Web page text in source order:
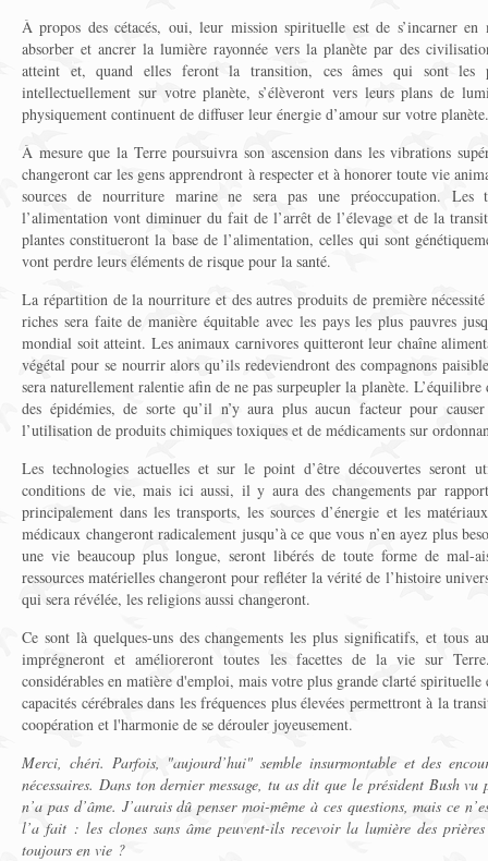
À propos des cétacés, oui, leur mission spirituelle est de s’incarner en
absorber et ancrer la lumière rayonnée vers la planète par des
atteint et, quand elles feront la transition, ces âmes qui sont les
intellectuellement sur votre planète, s’élèveront vers leurs plans de
physiquement continuent de diffuser leur énergie d’amour sur votre planète.
À mesure que la Terre poursuivra son ascension dans les vibrations
changeront car les gens apprendront à respecter et à honorer toute vie
sources de nourriture marine ne sera pas une préoccupation. Les
l’alimentation vont diminuer du fait de l’arrêt de l’élevage et de la
plantes constitueront la base de l’alimentation, celles qui sont
vont perdre leurs éléments de risque pour la santé.
La répartition de la nourriture et des autres produits de première
riches sera faite de manière équitable avec les pays les plus pauvres
mondial soit atteint. Les animaux carnivores quitteront leur chaîne
végétal pour se nourrir alors qu’ils redeviendront des compagnons
sera naturellement ralentie afin de ne pas surpeupler la planète.
des épidémies, de sorte qu’il n’y aura plus aucun facteur pour
l’utilisation de produits chimiques toxiques et de médicaments sur
Les technologies actuelles et sur le point d’être découvertes seront
conditions de vie, mais ici aussi, il y aura des changements par
principalement dans les transports, les sources d’énergie et les
médicaux changeront radicalement jusqu’à ce que vous n’en ayez plus
une vie beaucoup plus longue, seront libérés de toute forme de mal-
ressources matérielles changeront pour refléter la vérité de l’histoire
qui sera révélée, les religions aussi changeront.
Ce sont là quelques-uns des changements les plus significatifs, et tous
imprégneront et amélioreront toutes les facettes de la vie sur
considérables en matière d'emploi, mais votre plus grande clarté
capacités cérébrales dans les fréquences plus élevées permettront à la
coopération et l'harmonie de se dérouler joyeusement.
Merci, chéri. Parfois, "aujourd’hui" semble insurmontable et des
nécessaires. Dans ton dernier message, tu as dit que le président Bush
n’a pas d’âme. J’aurais dû penser moi-même à ces questions, mais ce
l’a fait : les clones sans âme peuvent-ils recevoir la lumière des
toujours en vie ?